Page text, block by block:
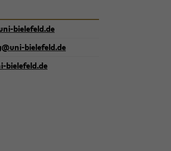
​bielefeld.de
​bielefeld.de
​bielefeld.de